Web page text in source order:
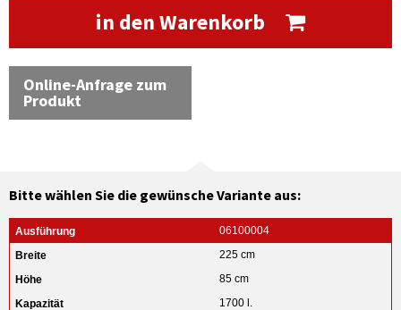
in den Warenkorb
Online-Anfrage zum
Produkt
Bitte wählen Sie die gewünsche Variante aus:
06100004
225 cm
85 cm
1700 l.